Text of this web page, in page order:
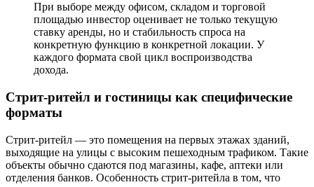
При выборе между офисом, складом и торговой
площадью инвестор оценивает не только текущую
ставку аренды, но и стабильность спроса на
конкретную функцию в конкретной локации. У
каждого формата свой цикл воспроизводства
дохода.
Стрит-ритейл и гостиницы как специфические
форматы
Стрит-ритейл — это помещения на первых этажах зданий,
выходящие на улицы с высоким пешеходным трафиком. Такие
объекты обычно сдаются под магазины, кафе, аптеки или
отделения банков. Особенность стрит-ритейла в том, что